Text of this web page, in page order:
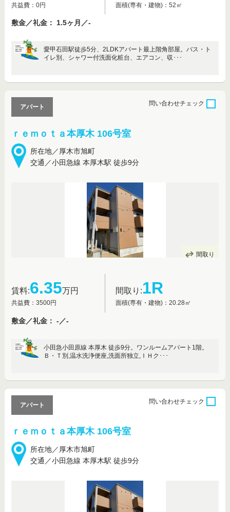
共益費：0円 面積(専有・建物)：52㎡
敷金／礼金： 1.5ヶ月／-
愛甲石田駅徒歩5分、2LDKアパート最上階角部屋。バス・ト
イレ別、シャワー付洗面化粧台、エアコン、収･･･
ｒｅｍｏｔａ本厚木 106号室
所在地／厚木市旭町
交通／小田急線 本厚木駅 徒歩9分
アパート
問い合わせチェック
間取り
賃料:6.35万円
共益費：3500円
間取り:1R
面積(専有・建物)：20.28㎡
敷金／礼金： -／-
小田急小田原線 本厚木 徒歩9分。ワンルームアパート1階。
Ｂ・Ｔ別,温水洗浄便座,洗面所独立,ＩＨク･･･
ｒｅｍｏｔａ本厚木 106号室
所在地／厚木市旭町
交通／小田急線 本厚木駅 徒歩9分
アパート
問い合わせチェック